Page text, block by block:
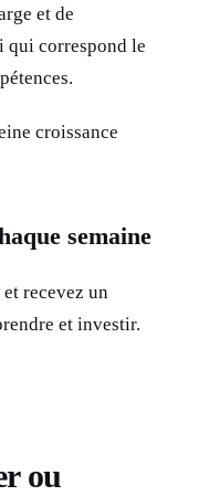
et de
qui correspond le
croissance
semaine
recevez un
et investir.
ou